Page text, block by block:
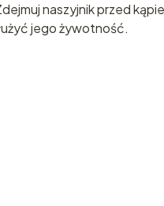
naszyjnik przed
jego żywotność.